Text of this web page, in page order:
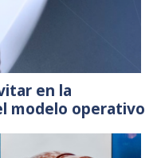
en la
modelo operativo